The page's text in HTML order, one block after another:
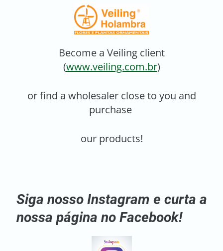
Become a Veiling client
(www.veiling.com.br)
or find a wholesaler close to you and
purchase
our products!
Siga nosso Instagram e curta a
nossa página no Facebook!